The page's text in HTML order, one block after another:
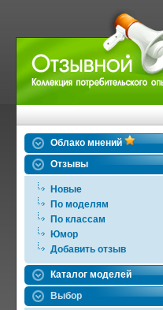
Облако мнений
Отзывы
Новые
По моделям
По классам
Юмор
Добавить отзыв
Каталог моделей
Выбор